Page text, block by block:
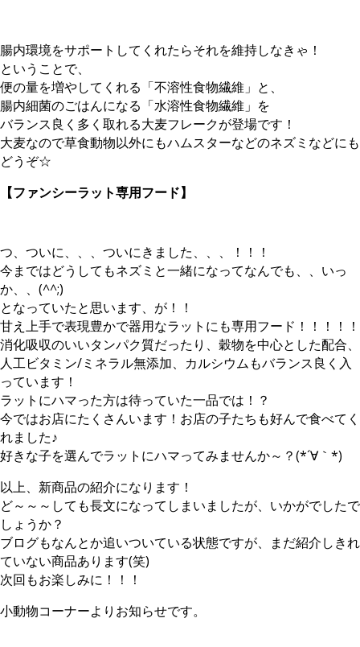
腸内環境をサポートしてくれたらそれを維持しなきゃ！
ということで、
便の量を増やしてくれる「不溶性食物繊維」と、
腸内細菌のごはんになる「水溶性食物繊維」を
バランス良く多く取れる大麦フレークが登場です！
大麦なので草食動物以外にもハムスターなどのネズミなどにも
どうぞ☆
【ファンシーラット専用フード】
つ、ついに、、、ついにきました、、、！！！
今まではどうしてもネズミと一緒になってなんでも、、いっ
か、、(^^;)
となっていたと思います、が！！
甘え上手で表現豊かで器用なラットにも専用フード！！！！！
消化吸収のいいタンパク質だったり、穀物を中心とした配合、
人工ビタミン/ミネラル無添加、カルシウムもバランス良く入
っています！
ラットにハマった方は待っていた一品では！？
今ではお店にたくさんいます！お店の子たちも好んで食べてく
れました♪
好きな子を選んでラットにハマってみませんか～？(*´∀｀*)
以上、新商品の紹介になります！
ど～～～しても長文になってしまいましたが、いかがでしたで
しょうか？
ブログもなんとか追いついている状態ですが、まだ紹介しきれ
ていない商品あります(笑)
次回もお楽しみに！！！
小動物コーナーよりお知らせです。